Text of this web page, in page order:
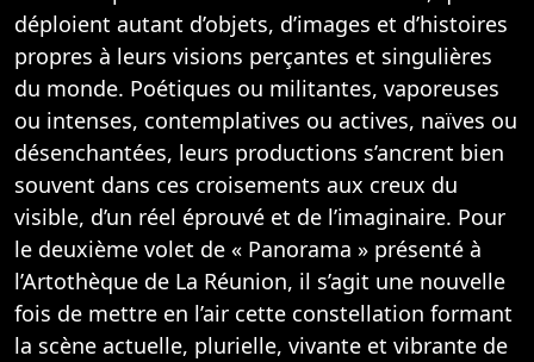
déploient autant d’objets, d’images et d’histoires
propres à leurs visions perçantes et singulières
du monde. Poétiques ou militantes, vaporeuses
ou intenses, contemplatives ou actives, naïves ou
désenchantées, leurs productions s’ancrent bien
souvent dans ces croisements aux creux du
visible, d’un réel éprouvé et de l’imaginaire. Pour
le deuxième volet de « Panorama » présenté à
l’Artothèque de La Réunion, il s’agit une nouvelle
fois de mettre en l’air cette constellation formant
la scène actuelle, plurielle, vivante et vibrante de